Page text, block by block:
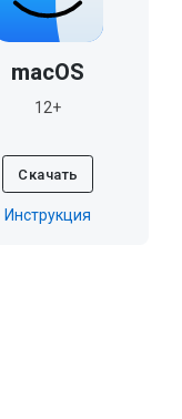
macOS
12+
Скачать
Инструкция